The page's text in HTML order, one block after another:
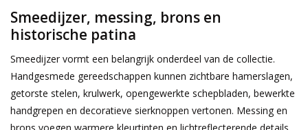
Smeedijzer, messing, brons en
historische patina
Smeedijzer vormt een belangrijk onderdeel van de collectie.
Handgesmede gereedschappen kunnen zichtbare hamerslagen,
getorste stelen, krulwerk, opengewerkte schepbladen, bewerkte
handgrepen en decoratieve sierknoppen vertonen. Messing en
brons voegen warmere kleurtinten en lichtreflecterende details